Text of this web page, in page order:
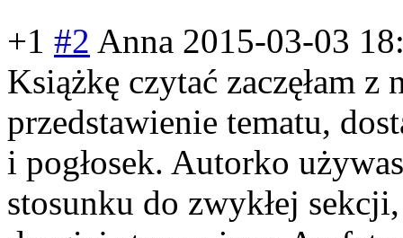
+1 #2 Anna 2015-03-03
Książkę czytać zaczęłam z
przedstawienie tematu,
i pogłosek. Autorko
stosunku do zwykłej